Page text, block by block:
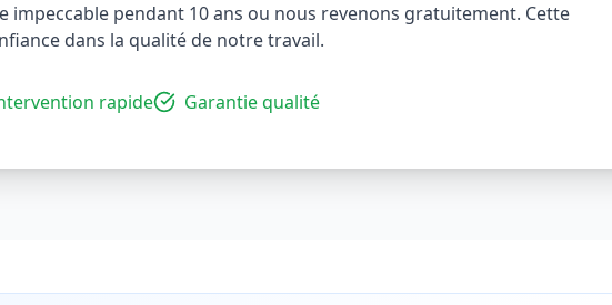
impeccable pendant 10 ans ou nous revenons gratuitement. Cette
dans la qualité de notre travail.
rapide Garantie qualité